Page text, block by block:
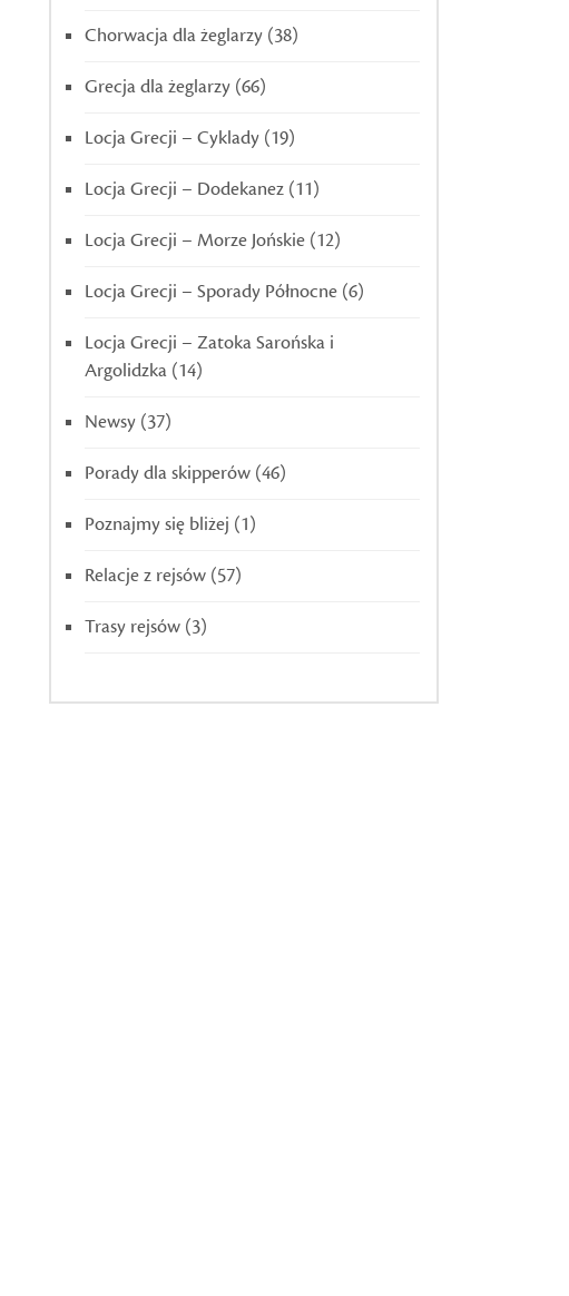
Chorwacja dla żeglarzy (38)
Grecja dla żeglarzy (66)
Locja Grecji – Cyklady (19)
Locja Grecji – Dodekanez (11)
Locja Grecji – Morze Jońskie (12)
Locja Grecji – Sporady Północne (6)
Locja Grecji – Zatoka Sarońska i
Argolidzka (14)
Newsy (37)
Porady dla skipperów (46)
Poznajmy się bliżej (1)
Relacje z rejsów (57)
Trasy rejsów (3)